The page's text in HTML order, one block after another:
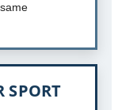
SPORT